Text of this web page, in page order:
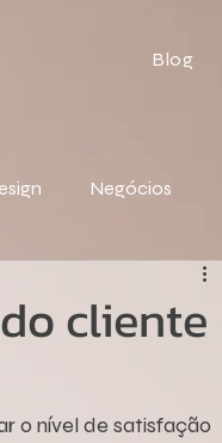
Blog
Negócios
cliente
o nível de satisfação